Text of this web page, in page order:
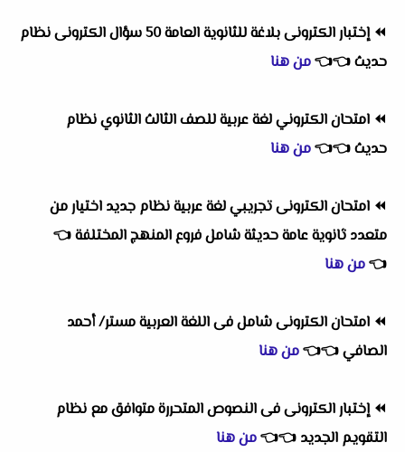
⏪
إختبار الكترونى بلاغة للثانوية العامة 50 سؤال الكترونى نظام
حديث👈
👈من هنا
⏪ امتحان الكتروني لغة عربية للصف الثالث الثانوي نظام
حديث👈
👈من هنا
⏪ امتحان الكترونى تجريبي لغة عربية نظام جديد اختيار من
متعدد ثانوية عامة حديثة شامل فروع المنهج المختلفة👈
👈من هنا
⏪ امتحان الكترونى شامل فى اللغة العربية مستر/ أحمد
الصافي👈
👈من هنا
⏪إختبار الكترونى فى النصوص المتحررة متوافق مع نظام
التقويم الجديد 👈
👈من هنا